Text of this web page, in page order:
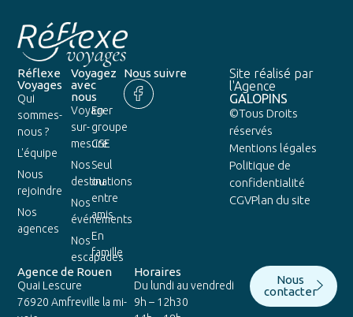
Réflexe
Voyages
Qui
sommes-
nous ?
L'équipe
Nous
rejoindre
Nos
agences
Voyagez
avec
nous
Voyager
sur-
mesure
Nos
destinations
Nos
événements
Nos
escapades
En
groupe
CSE
Seul
ou
entre
amis
En
famille
Nous suivre
Site réalisé par
l'Agence
GALOPINS
©Tous Droits
réservés
Mentions légales
Politique de
confidentialité
CGVPlan du site
Agence de Rouen
Quai Lescure
76920 Amfreville la mi-
Horaires
Du lundi au vendredi
9h – 12h30
Nous
contacter